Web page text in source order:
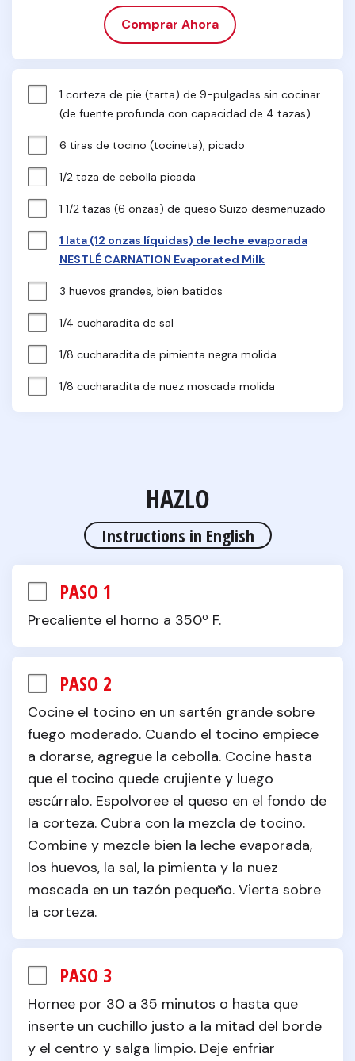
Comprar Ahora
1 corteza de pie (tarta) de 9-pulgadas sin cocinar
(de fuente profunda con capacidad de 4 tazas)
6 tiras de tocino (tocineta), picado
1/2 taza de cebolla picada
1 1/2 tazas (6 onzas) de queso Suizo desmenuzado
1 lata (12 onzas líquidas) de leche evaporada
NESTLÉ CARNATION Evaporated Milk
3 huevos grandes, bien batidos
1/4 cucharadita de sal
1/8 cucharadita de pimienta negra molida
1/8 cucharadita de nuez moscada molida
HAZLO
Instructions in English
PASO 1
Precaliente el horno a 350º F.
PASO 2
Cocine el tocino en un sartén grande sobre
fuego moderado. Cuando el tocino empiece
a dorarse, agregue la cebolla. Cocine hasta
que el tocino quede crujiente y luego
escúrralo. Espolvoree el queso en el fondo de
la corteza. Cubra con la mezcla de tocino.
Combine y mezcle bien la leche evaporada,
los huevos, la sal, la pimienta y la nuez
moscada en un tazón pequeño. Vierta sobre
la corteza.
PASO 3
Hornee por 30 a 35 minutos o hasta que
inserte un cuchillo justo a la mitad del borde
y el centro y salga limpio. Deje enfriar